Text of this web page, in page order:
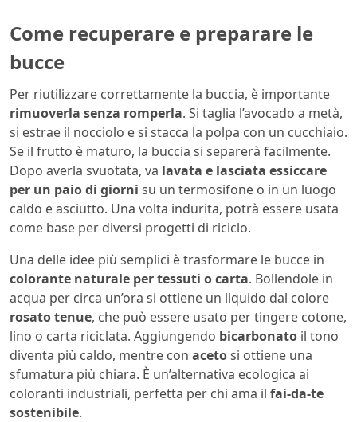
Come recuperare e preparare le
bucce
Per riutilizzare correttamente la buccia, è importante
rimuoverla senza romperla. Si taglia l’avocado a metà,
si estrae il nocciolo e si stacca la polpa con un cucchiaio.
Se il frutto è maturo, la buccia si separerà facilmente.
Dopo averla svuotata, va lavata e lasciata essiccare
per un paio di giorni su un termosifone o in un luogo
caldo e asciutto. Una volta indurita, potrà essere usata
come base per diversi progetti di riciclo.
Una delle idee più semplici è trasformare le bucce in
colorante naturale per tessuti o carta. Bollendole in
acqua per circa un’ora si ottiene un liquido dal colore
rosato tenue, che può essere usato per tingere cotone,
lino o carta riciclata. Aggiungendo bicarbonato il tono
diventa più caldo, mentre con acetosi ottiene una
sfumatura più chiara. È un’alternativa ecologica ai
coloranti industriali, perfetta per chi ama il fai-da-te
sostenibile.